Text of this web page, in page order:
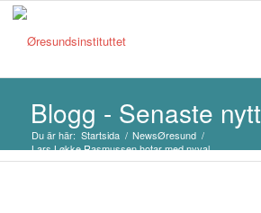
Blogg - Senaste nytt
Du är här: Startsida / NewsØresund /
Lars Løkke Rasmussen hotar med nyval